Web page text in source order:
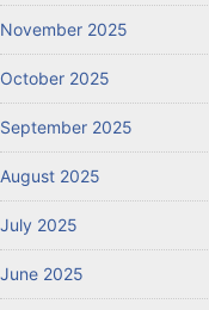
November 2025
October 2025
September 2025
August 2025
July 2025
June 2025